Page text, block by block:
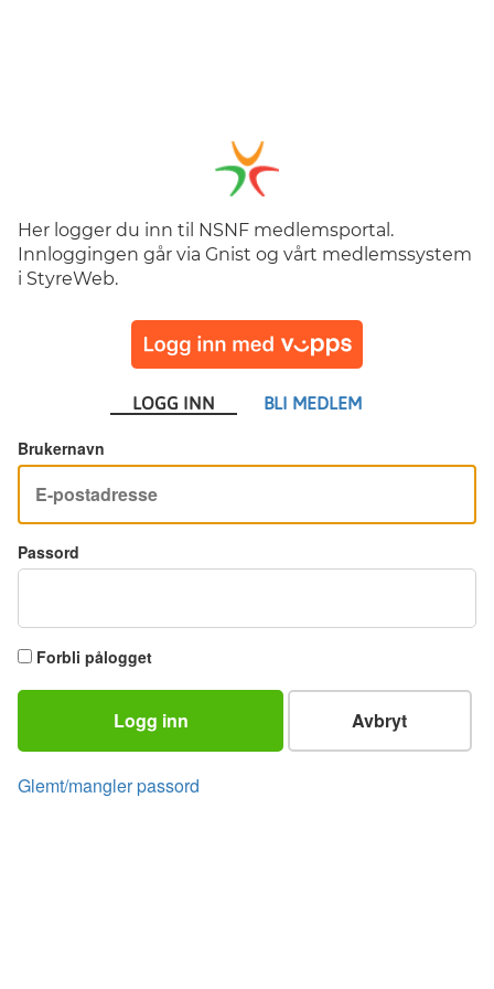
Her logger du inn til NSNF medlemsportal.
Innloggingen går via Gnist og vårt medlemssystem
i StyreWeb.
LOGG INN BLI MEDLEM
Brukernavn
Passord
Forbli pålogget
Logg inn Avbryt
Glemt/mangler passord